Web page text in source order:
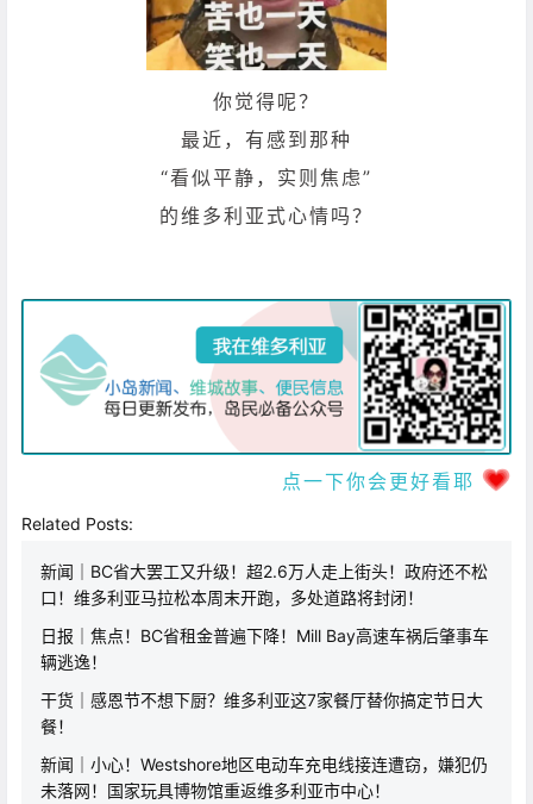
你觉得呢？
最近，有感到那种
“看似平静，实则焦虑”
的维多利亚式心情吗？
点一下你会更好看耶
Related Posts:
新闻｜BC省大罢工又升级！超2.6万人走上街头！政府还不松
口！维多利亚马拉松本周末开跑，多处道路将封闭！
日报｜焦点！BC省租金普遍下降！Mill Bay高速车祸后肇事车
辆逃逸！
干货｜感恩节不想下厨？维多利亚这7家餐厅替你搞定节日大
餐！
新闻｜小心！Westshore地区电动车充电线接连遭窃，嫌犯仍
未落网！国家玩具博物馆重返维多利亚市中心！